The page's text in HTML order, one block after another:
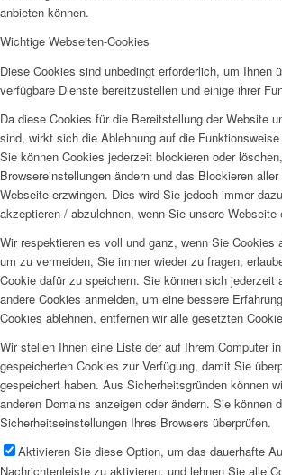
anbieten können.
Wichtige Webseiten-Cookies
Diese Cookies sind unbedingt erforderlich, um Ihnen
verfügbare Dienste bereitzustellen und einige ihrer
Da diese Cookies für die Bereitstellung der Website
sind, wirkt sich die Ablehnung auf die
Sie können Cookies jederzeit blockieren oder
Browsereinstellungen ändern und das Blockieren
Webseite erzwingen. Dies wird Sie jedoch immer
akzeptieren / abzulehnen, wenn Sie unsere Webseite
Wir respektieren es voll und ganz, wenn Sie Cookies
um zu vermeiden, Sie immer wieder zu fragen,
Cookie dafür zu speichern. Sie können sich jederzeit
andere Cookies anmelden, um eine bessere
Cookies ablehnen, entfernen wir alle gesetzten
Wir stellen Ihnen eine Liste der auf Ihrem Computer
gespeicherten Cookies zur Verfügung, damit Sie
gespeichert haben. Aus Sicherheitsgründen können
anderen Domains anzeigen oder ändern. Sie können
Sicherheitseinstellungen Ihres Browsers überprüfen.
Aktivieren Sie diese Option, um das dauerhafte
Nachrichtenleiste zu aktivieren, und lehnen Sie alle